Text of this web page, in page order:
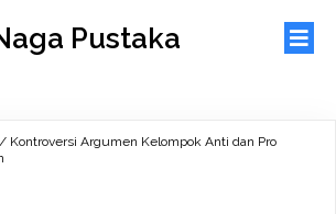
Pustaka
/ Kontroversi Argumen Kelompok Anti dan Pro